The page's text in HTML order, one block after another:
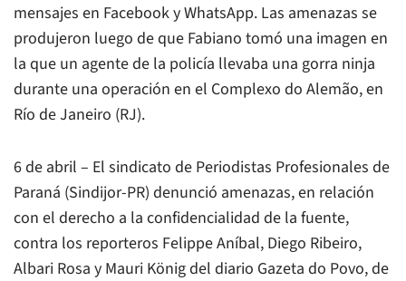
mensajes en Facebook y WhatsApp. Las amenazas se
produjeron luego de que Fabiano tomó una imagen en
la que un agente de la policía llevaba una gorra ninja
durante una operación en el Complexo do Alemão, en
Río de Janeiro (RJ).
6 de abril – El sindicato de Periodistas Profesionales de
Paraná (Sindijor-PR) denunció amenazas, en relación
con el derecho a la confidencialidad de la fuente,
contra los reporteros Felippe Aníbal, Diego Ribeiro,
Albari Rosa y Mauri König del diario Gazeta do Povo, de